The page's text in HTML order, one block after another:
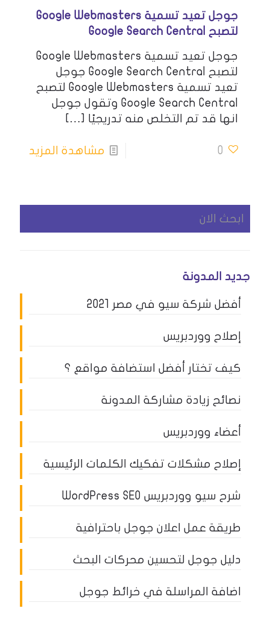
جوجل تعيد تسمية Google Webmasters
لتصبح Google Search Central
جوجل تعيد تسمية Google Webmasters
لتصبح Google Search Central جوجل
تعيد تسمية Google Webmasters لتصبح
Google Search Central وتقول جوجل
انها قد تم التخلص منه تدريجيًا […]
0 مشاهدة المزيد
جديد المدونة
أفضل شركة سيو في مصر 2021
إصلاح ووردبريس
كيف تختار أفضل استضافة مواقع ؟
نصائح زيادة مشاركة المدونة
أعضاء ووردبريس
إصلاح مشكلات تفكيك الكلمات الرئيسية
شرح سيو ووردبريس WordPress SEO
طريقة عمل اعلان جوجل باحترافية
دليل جوجل لتحسين محركات البحث
اضافة المراسلة في خرائط جوجل